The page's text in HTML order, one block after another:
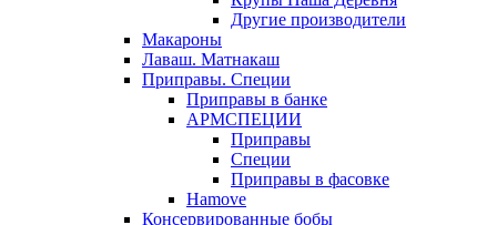
Другие производители
Макароны
Лаваш. Матнакаш
Приправы. Специи
Приправы в банке
АРМСПЕЦИИ
Приправы
Специи
Приправы в фасовке
Hamove
Консервированные бобы